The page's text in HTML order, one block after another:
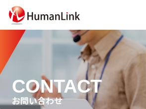
CONTACT
お問い合わせ